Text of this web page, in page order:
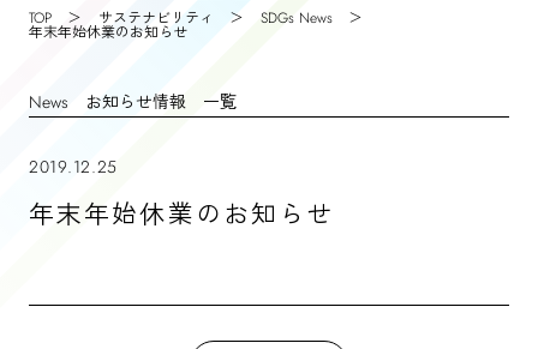
TOP サステナビリティ SDGs News
年末年始休業のお知らせ
News お知らせ情報 一覧
2019.12.25
年末年始休業のお知らせ